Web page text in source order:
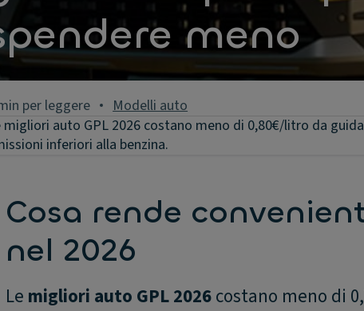
meno
per leggere
Modelli auto
migliori auto GPL 2026 costano meno di 0,80€/litro da
inferiori alla benzina.
Cosa rende
nel 2026
Le migliori auto GPL 2026costano meno di